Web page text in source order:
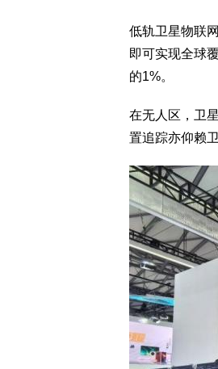
低轨卫星物联
即可实现全球
的1%。
在无人区，卫
置追踪亦仰赖